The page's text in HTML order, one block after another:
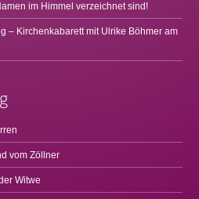
im Himmel verzeichnet sind!
– Kirchenkabarett mit Ulrike Böhmer am
vom Zöllner
Witwe